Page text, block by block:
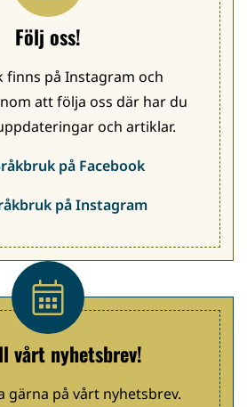
Följ oss!
finns på Instagram och
att följa oss där har du
och artiklar.
på Facebook
på Instagram
vårt nyhetsbrev!
gärna på vårt nyhetsbrev.